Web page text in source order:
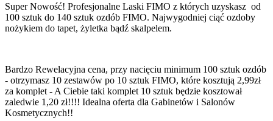
Super Nowość! Profesjonalne Laski FIMO z których uzyskasz od
100 sztuk do 140 sztuk ozdób FIMO. Najwygodniej ciąć ozdoby
nożykiem do tapet, żyletka bądź skalpelem.
Bardzo Rewelacyjna cena, przy nacięciu minimum 100 sztuk ozdób
- otrzymasz 10 zestawów po 10 sztuk FIMO, które kosztują 2,99zł
za komplet - A Ciebie taki komplet 10 sztuk będzie kosztował
zaledwie 1,20 zł!!!! Idealna oferta dla Gabinetów i Salonów
Kosmetycznych!!